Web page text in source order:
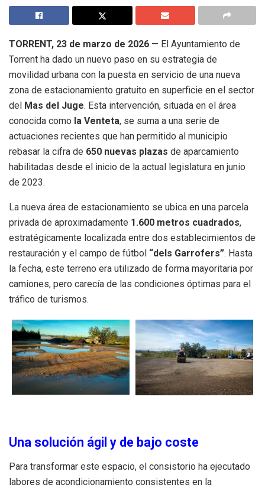
TORRENT, 23 de marzo de 2026 — El Ayuntamiento de
Torrent ha dado un nuevo paso en su estrategia de
movilidad urbana con la puesta en servicio de una nueva
zona de estacionamiento gratuito en superficie en el sector
del Mas del Juge. Esta intervención, situada en el área
conocida como la Venteta, se suma a una serie de
actuaciones recientes que han permitido al municipio
rebasar la cifra de 650 nuevas plazas de aparcamiento
habilitadas desde el inicio de la actual legislatura en junio
de 2023.
La nueva área de estacionamiento se ubica en una parcela
privada de aproximadamente 1.600 metros cuadrados,
estratégicamente localizada entre dos establecimientos de
restauración y el campo de fútbol “dels Garrofers”. Hasta
la fecha, este terreno era utilizado de forma mayoritaria por
camiones, pero carecía de las condiciones óptimas para el
tráfico de turismos.
Una solución ágil y de bajo coste
Para transformar este espacio, el consistorio ha ejecutado
labores de acondicionamiento consistentes en la